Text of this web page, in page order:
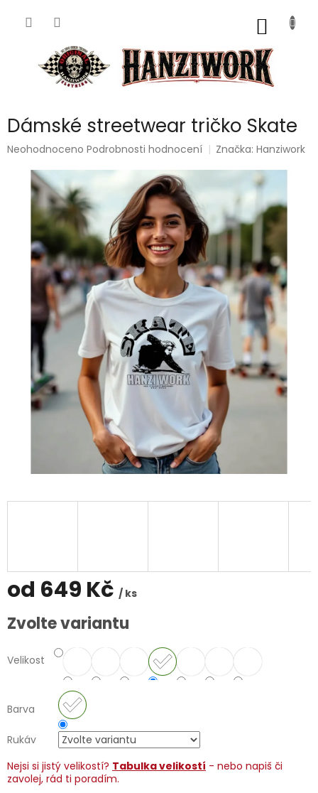
Dámské streetwear tričko Skate
Průměrné
produktu
hvězdiček.
Neohodnoceno Podrobnosti hodnocení Značka:Hanziwork
od 649 Kč / ks
Měrná
cena:
Zvolte variantu
Velikost
Barva
Rukáv
Nejsi si jistý velikostí? Tabulka velikostí - nebo napiš či
zavolej, rád ti poradím.